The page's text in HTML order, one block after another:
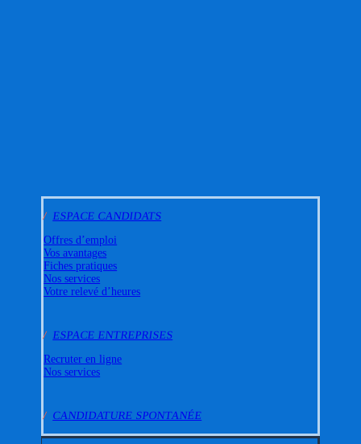
/ ESPACE CANDIDATS
Offres d’emploi
Vos avantages
Fiches pratiques
Nos services
Votre relevé d’heures
/ ESPACE ENTREPRISES
Recruter en ligne
Nos services
/ CANDIDATURE SPONTANÉE